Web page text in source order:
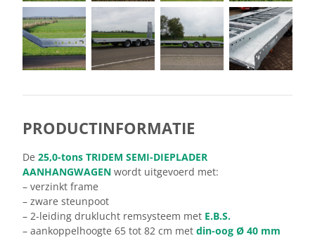
PRODUCTINFORMATIE
De 25,0-tons TRIDEM SEMI-DIEPLADER
AANHANGWAGEN wordt uitgevoerd met:
– verzinkt frame
– zware steunpoot
– 2-leiding druklucht remsysteem met E.B.S.
– aankoppelhoogte 65 tot 82 cm met din-oog Ø 40 mm